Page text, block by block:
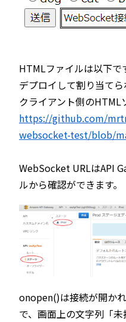
HTMLファイルは以下で
デプロイして割り当て
クライアント側のHTML
https://github.com/
websocket-test/blob/
WebSocket URLはAPI
ルから確認ができます。
onopen()は接続が開か
で、画面上の文字列「